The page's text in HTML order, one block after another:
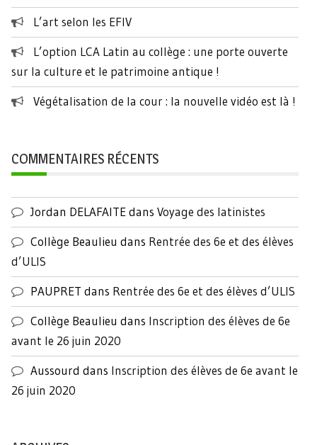
L’art selon les EFIV
L’option LCA Latin au collège : une porte ouverte
sur la culture et le patrimoine antique !
Végétalisation de la cour : la nouvelle vidéo est là !
COMMENTAIRES RÉCENTS
Jordan DELAFAITEdans Voyage des latinistes
Collège Beaulieu dans Rentrée des 6e et des élèves
d’ULIS
PAUPRET dans Rentrée des 6e et des élèves d’ULIS
Collège Beaulieu dans Inscription des élèves de 6e
avant le 26 juin 2020
Aussourd dans Inscription des élèves de 6e avant le
26 juin 2020